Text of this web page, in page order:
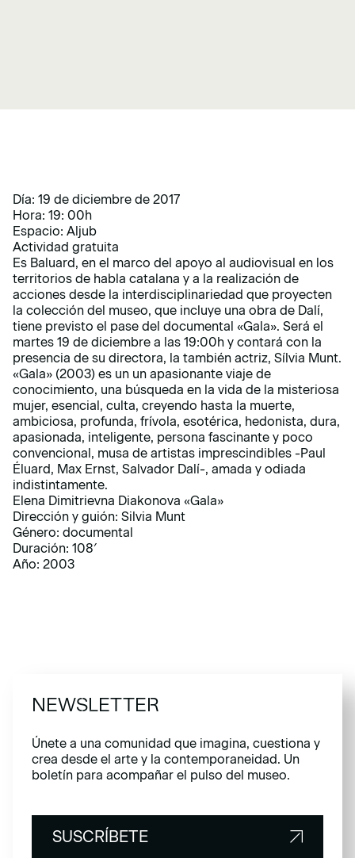
Día: 19 de diciembre de 2017
Hora: 19: 00h
Espacio: Aljub
Actividad gratuita
Es Baluard, en el marco del apoyo al audiovisual en los
territorios de habla catalana y a la realización de
acciones desde la interdisciplinariedad que proyecten
la colección del museo, que incluye una obra de Dalí,
tiene previsto el pase del documental «Gala». Será el
martes 19 de diciembre a las 19:00h y contará con la
presencia de su directora, la también actriz, Sílvia Munt.
«Gala» (2003) es un un apasionante viaje de
conocimiento, una búsqueda en la vida de la misteriosa
mujer, esencial, culta, creyendo hasta la muerte,
ambiciosa, profunda, frívola, esotérica, hedonista, dura,
apasionada, inteligente, persona fascinante y poco
convencional, musa de artistas imprescindibles -Paul
Éluard, Max Ernst, Salvador Dalí-, amada y odiada
indistintamente.
Elena Dimitrievna Diakonova «Gala»
Dirección y guión: Silvia Munt
Género: documental
Duración: 108′
Año: 2003
NEWSLETTER
Únete a una comunidad que imagina, cuestiona y
crea desde el arte y la contemporaneidad. Un
boletín para acompañar el pulso del museo.
SUSCRÍBETE